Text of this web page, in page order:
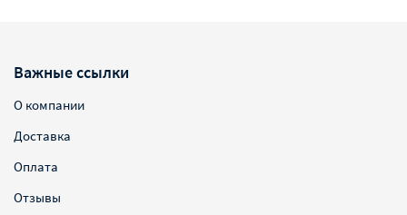
Важные ссылки
О компании
Доставка
Оплата
Отзывы